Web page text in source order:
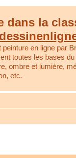
dans la
en ligne par
toutes les bases
ombre et lumière,
etc.